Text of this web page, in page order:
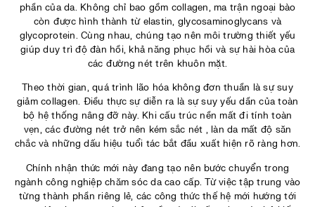
phần của da. Không chỉ bao gồm collagen, ma trận ngoại bào
còn được hình thành từ elastin, glycosaminoglycans và
glycoprotein. Cùng nhau, chúng tạo nên môi trường thiết yếu
giúp duy trì độ đàn hồi, khả năng phục hồi và sự hài hòa của
các đường nét trên khuôn mặt.
Theo thời gian, quá trình lão hóa không đơn thuần là sự suy
giảm collagen. Điều thực sự diễn ra là sự suy yếu dần của toàn
bộ hệ thống nâng đỡ này. Khi cấu trúc nền mất đi tính toàn
vẹn, các đường nét trở nên kém sắc nét , làn da mất độ săn
chắc và những dấu hiệu tuổi tác bắt đầu xuất hiện rõ ràng hơn.
Chính nhận thức mới này đang tạo nên bước chuyển trong
ngành công nghiệp chăm sóc da cao cấp. Từ việc tập trung vào
từng thành phần riêng lẻ, các công thức thế hệ mới hướng tới